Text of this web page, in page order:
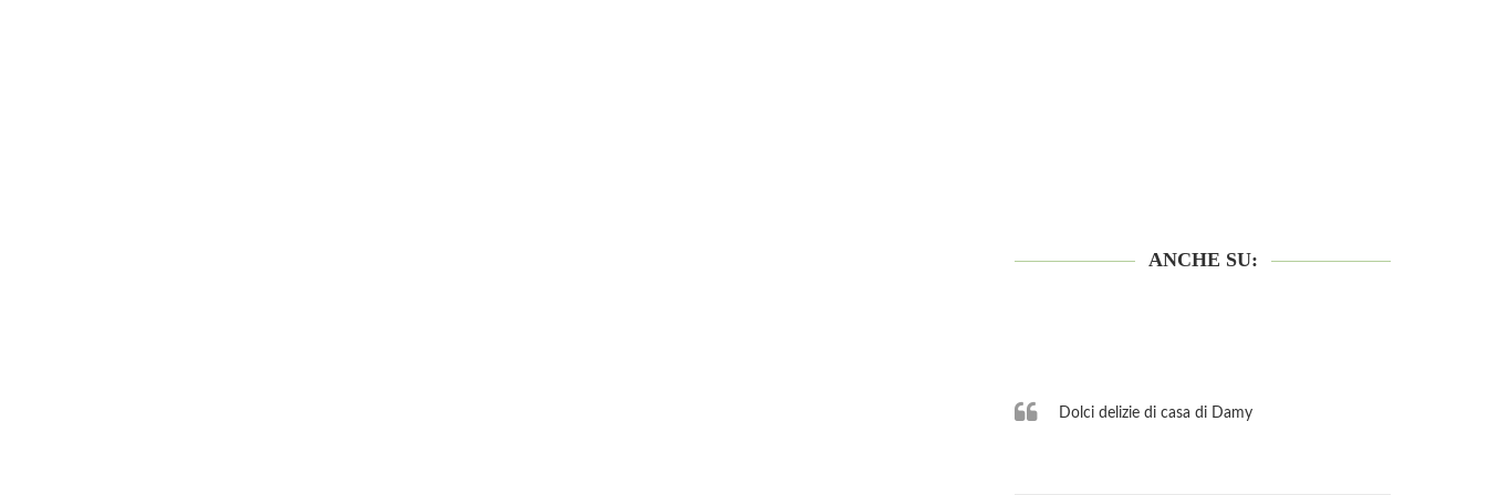
ANCHE SU:
Dolci delizie di casa di Damy